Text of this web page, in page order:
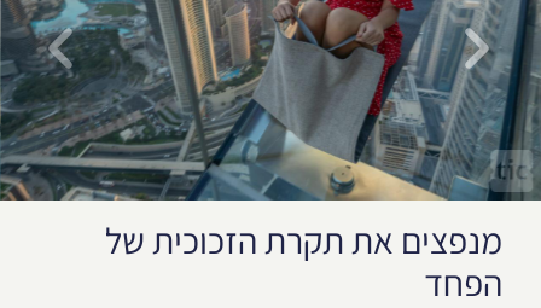
מנפצים את תקרת הזכוכית של
הפחד